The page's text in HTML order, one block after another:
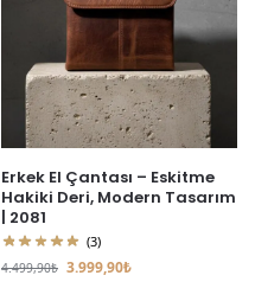
Erkek El Çantası – Eskitme
Hakiki Deri, Modern Tasarım
| 2081
(3)
4.499,90₺ 3.999,90₺